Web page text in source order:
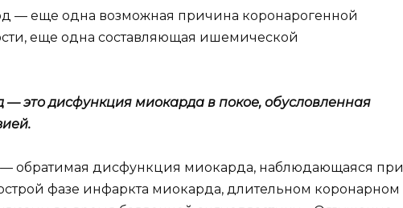
— еще одна возможная причина коронарогенной
еще одна составляющая ишемической
это дисфункция миокарда в покое, обусловленная
обратимая дисфункция миокарда, наблюдающаяся при
фазе инфаркта миокарда, длительном коронарном